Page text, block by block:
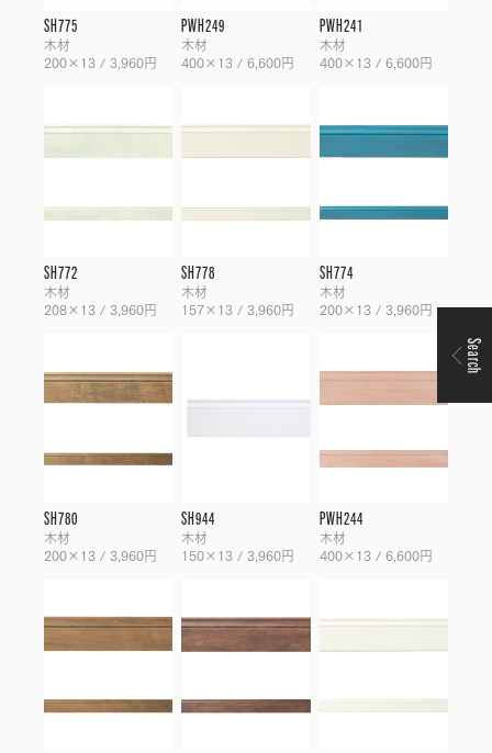
SH775
木材
200×13 / 3,960円
PWH249
木材
400×13 / 6,600円
PWH241
木材
400×13 / 6,600円
SH772
木材
208×13 / 3,960円
SH778
木材
157×13 / 3,960円
SH774
木材
200×13 / 3,960円
SH780
木材
200×13 / 3,960円
SH944
木材
150×13 / 3,960円
PWH244
木材
400×13 / 6,600円
Search